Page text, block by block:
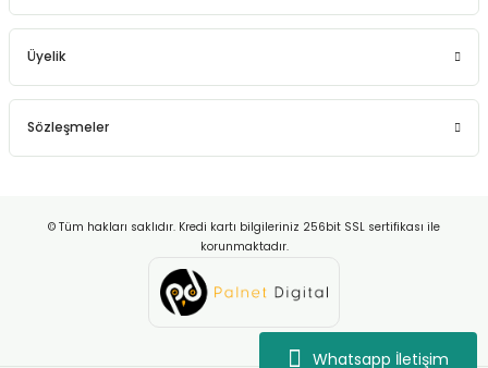
Whatsapp İletişim
Üyelik
Sözleşmeler
© Tüm hakları saklıdır. Kredi kartı bilgileriniz 256bit SSL sertifikası ile
korunmaktadır.